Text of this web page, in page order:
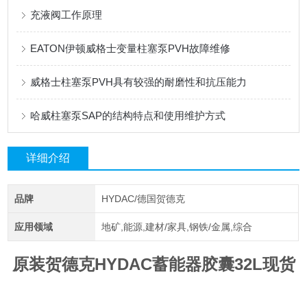
充液阀工作原理
EATON伊顿威格士变量柱塞泵PVH故障维修
威格士柱塞泵PVH具有较强的耐磨性和抗压能力
哈威柱塞泵SAP的结构特点和使用维护方式
详细介绍
品牌 HYDAC/德国贺德克
应用领域 地矿,能源,建材/家具,钢铁/金属,综合
原装贺德克HYDAC蓄能器胶囊32L现货